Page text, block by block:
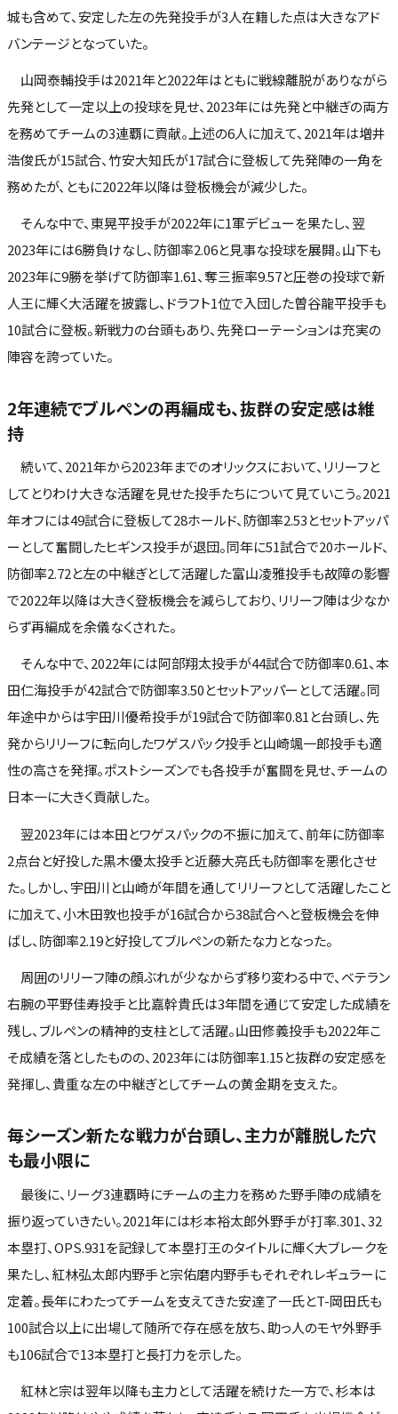
城も含めて、安定した左の先発投手が3人在籍した点は大きなアド
バンテージとなっていた。
山岡泰輔投手は2021年と2022年はともに戦線離脱がありながら
先発として一定以上の投球を見せ、2023年には先発と中継ぎの両方
を務めてチームの3連覇に貢献。上述の6人に加えて、2021年は増井
浩俊氏が15試合、竹安大知氏が17試合に登板して先発陣の一角を
務めたが、ともに2022年以降は登板機会が減少した。
そんな中で、東晃平投手が2022年に1軍デビューを果たし、翌
2023年には6勝負けなし、防御率2.06と見事な投球を展開。山下も
2023年に9勝を挙げて防御率1.61、奪三振率9.57と圧巻の投球で新
人王に輝く大活躍を披露し、ドラフト1位で入団した曽谷龍平投手も
10試合に登板。新戦力の台頭もあり、先発ローテーションは充実の
陣容を誇っていた。
2年連続でブルペンの再編成も、抜群の安定感は維
持
続いて、2021年から2023年までのオリックスにおいて、リリーフと
してとりわけ大きな活躍を見せた投手たちについて見ていこう。2021
年オフには49試合に登板して28ホールド、防御率2.53とセットアッパ
ーとして奮闘したヒギンス投手が退団。同年に51試合で20ホールド、
防御率2.72と左の中継ぎとして活躍した富山凌雅投手も故障の影響
で2022年以降は大きく登板機会を減らしており、リリーフ陣は少なか
らず再編成を余儀なくされた。
そんな中で、2022年には阿部翔太投手が44試合で防御率0.61、本
田仁海投手が42試合で防御率3.50とセットアッパーとして活躍。同
年途中からは宇田川優希投手が19試合で防御率0.81と台頭し、先
発からリリーフに転向したワゲスパック投手と山崎颯一郎投手も適
性の高さを発揮。ポストシーズンでも各投手が奮闘を見せ、チームの
日本一に大きく貢献した。
翌2023年には本田とワゲスパックの不振に加えて、前年に防御率
2点台と好投した黒木優太投手と近藤大亮氏も防御率を悪化させ
た。しかし、宇田川と山崎が年間を通してリリーフとして活躍したこと
に加えて、小木田敦也投手が16試合から38試合へと登板機会を伸
ばし、防御率2.19と好投してブルペンの新たな力となった。
周囲のリリーフ陣の顔ぶれが少なからず移り変わる中で、ベテラン
右腕の平野佳寿投手と比嘉幹貴氏は3年間を通じて安定した成績を
残し、ブルペンの精神的支柱として活躍。山田修義投手も2022年こ
そ成績を落としたものの、2023年には防御率1.15と抜群の安定感を
発揮し、貴重な左の中継ぎとしてチームの黄金期を支えた。
毎シーズン新たな戦力が台頭し、主力が離脱した穴
も最小限に
最後に、リーグ3連覇時にチームの主力を務めた野手陣の成績を
振り返っていきたい。2021年には杉本裕太郎外野手が打率.301、32
本塁打、OPS.931を記録して本塁打王のタイトルに輝く大ブレークを
果たし、紅林弘太郎内野手と宗佑磨内野手もそれぞれレギュラーに
定着。長年にわたってチームを支えてきた安達了一氏とT-岡田氏も
100試合以上に出場して随所で存在感を放ち、助っ人のモヤ外野手
も106試合で13本塁打と長打力を示した。
紅林と宗は翌年以降も主力として活躍を続けた一方で、杉本は